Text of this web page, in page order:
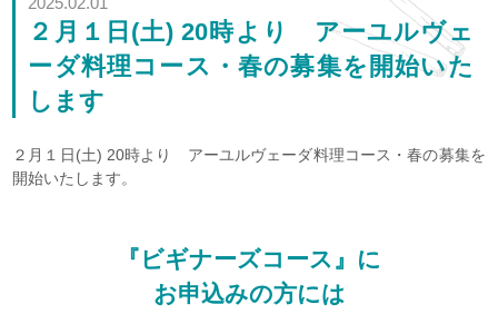
２月１日(土) 20時より アーユルヴェ
ーダ料理コース・春の募集を開始いた
します
２月１日(土) 20時より アーユルヴェーダ料理コース・春の募集を
開始いたします。
『ビギナーズコース』に
お申込みの方には